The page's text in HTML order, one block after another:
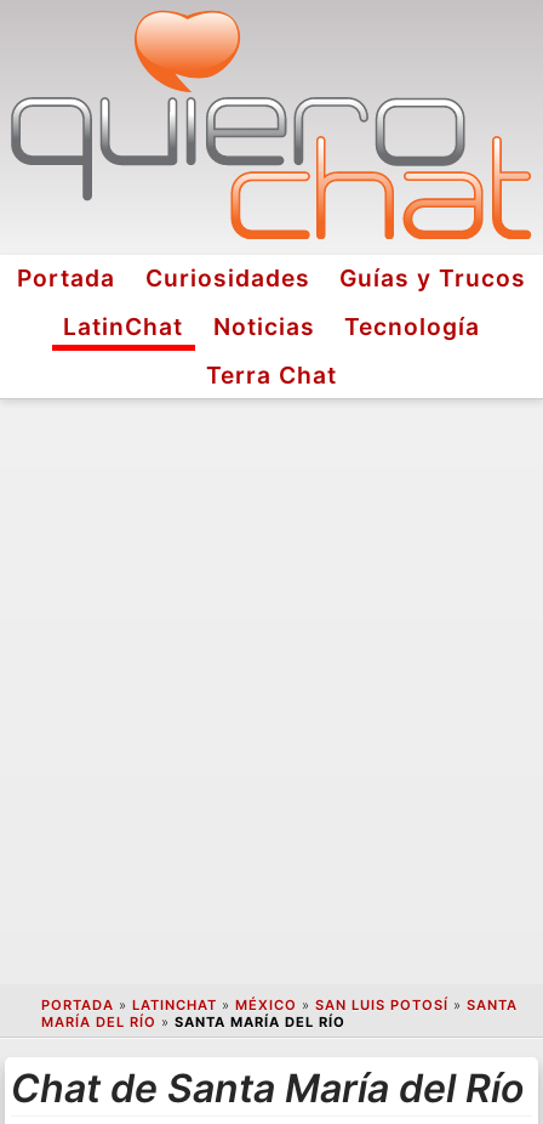
Portada Curiosidades
Guías y Trucos
LatinChat
Noticias
Tecnología
Terra Chat
PORTADA » LATINCHAT » MÉXICO » SAN LUIS POTOSÍ » SANTA
MARÍA DEL RÍO » SANTA MARÍA DEL RÍO
Chat de Santa María del Río